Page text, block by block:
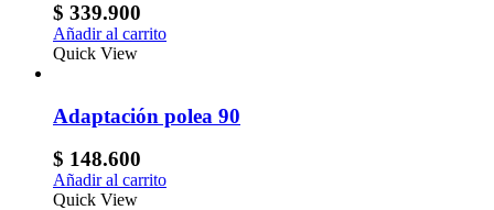
$ 339.900
Añadir al carrito
Quick View
Adaptación polea 90
$ 148.600
Añadir al carrito
Quick View